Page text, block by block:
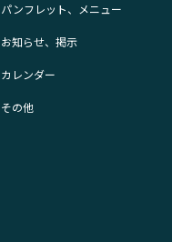
パンフレット、メニュー
お知らせ、掲示
カレンダー
その他